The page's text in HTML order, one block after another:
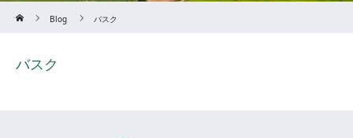
Blog
バスク
バスク